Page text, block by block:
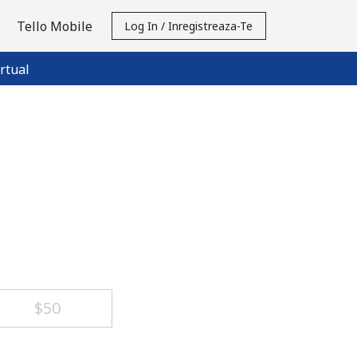
Tello Mobile Log In / Inregistreaza-Te
⁦$50⁩